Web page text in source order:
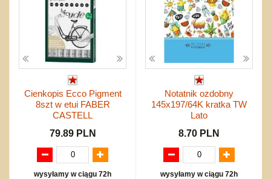
Cienkopis Ecco Pigment
8szt w etui FABER
CASTELL
79.89 PLN
wysyłamy w ciągu 72h
Notatnik ozdobny
145x197/64K kratka TW
Lato
8.70 PLN
wysyłamy w ciągu 72h